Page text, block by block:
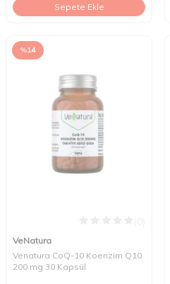
Sepete Ekle
%14
VeNatura
Venatura CoQ-10 Koenzim Q10
200 mg 30 Kapsül